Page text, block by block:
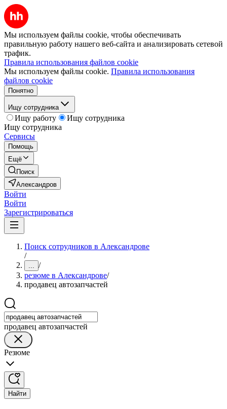
Мы используем файлы cookie, чтобы обеспечивать
правильную работу нашего веб-сайта и анализировать сетевой
трафик.
Правила использования файлов cookie
Мы используем файлы cookie. Правила использования
файлов cookie
Понятно
Ищу сотрудника
Ищу работу
Ищу сотрудника
Ищу сотрудника
Сервисы
Помощь
Ещё
Поиск
Александров
Войти
Войти
Зарегистрироваться
Поиск сотрудников в Александрове
/
... /
резюме в Александрове/
продавец автозапчастей
продавец автозапчастей
Резюме
Найти